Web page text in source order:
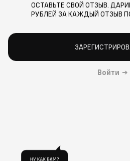
ОСТАВЬТЕ СВОЙ ОТЗЫВ.
РУБЛЕЙ ЗА КАЖДЫЙ ОТЗЫВ
Войти →